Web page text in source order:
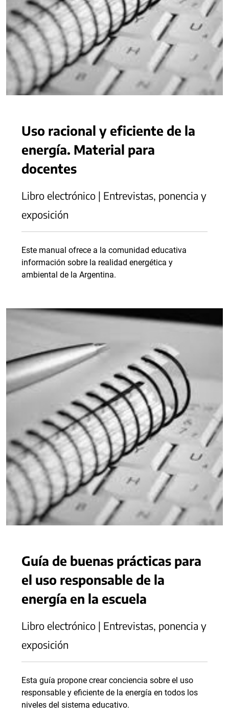
Uso racional y eficiente de la
energía. Material para
docentes
Libro electrónico | Entrevistas, ponencia y
exposición
Este manual ofrece a la comunidad educativa
información sobre la realidad energética y
ambiental de la Argentina.
Guía de buenas prácticas para
el uso responsable de la
energía en la escuela
Libro electrónico | Entrevistas, ponencia y
exposición
Esta guía propone crear conciencia sobre el uso
responsable y eficiente de la energía en todos los
niveles del sistema educativo.